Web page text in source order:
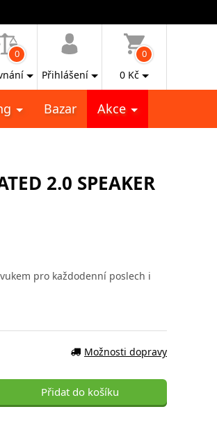
0
Přihlášení
0
0 Kč
Bazar Akce
2.0 SPEAKER
pro každodenní poslech i
Možnosti dopravy
Přidat do košíku